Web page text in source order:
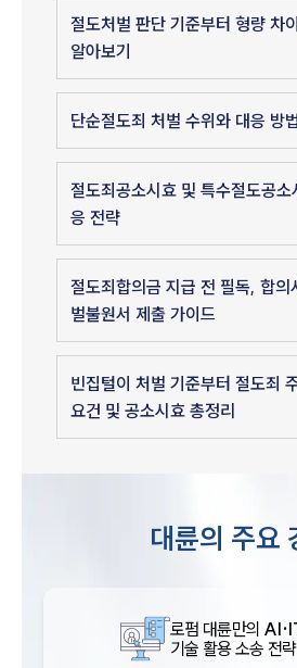
절도처벌 판단 기준부터 형량 차
알아보기
단순절도죄 처벌 수위와 대응 방법
절도죄공소시효 및 특수절도공소
응 전략
절도죄합의금 지급 전 필독, 합의
벌불원서 제출 가이드
빈집털이 처벌 기준부터 절도죄
요건 및 공소시효 총정리
대륜의 주요
로펌 대륜만의
기술 활용 소송 전략